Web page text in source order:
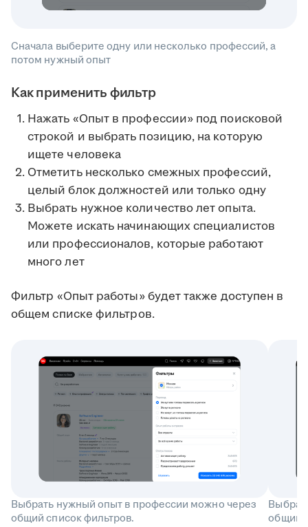
Сначала выберите одну или несколько профессий, а
потом нужный опыт
Как применить фильтр
Нажать «Опыт в профессии» под поисковой
строкой и выбрать позицию, на которую
ищете человека
Отметить несколько смежных профессий,
целый блок должностей или только одну
Выбрать нужное количество лет опыта.
Можете искать начинающих специалистов
или профессионалов, которые работают
много лет
Фильтр «Опыт работы» будет также доступен в
общем списке фильтров.
Выбрать нужный опыт в профессии можно через
общий список фильтров.
общий